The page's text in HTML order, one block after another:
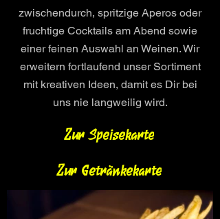
zwischendurch, spritzige Aperos oder
fruchtige Cocktails am Abend sowie
einer feinen Auswahl an Weinen. Wir
erweitern fortlaufend unser Sortiment
mit kreativen Ideen, damit es Dir bei
uns nie langweilig wird.
Zur Speisekarte
Zur Getränkekarte